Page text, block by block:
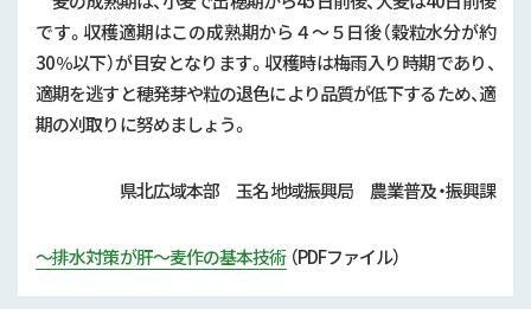
です。収穫適期はこの成熟期から４～５日後（穀粒水分が約
30％以下）が目安となります。収穫時は梅雨入り時期であり、
適期を逃すと穂発芽や粒の退色により品質が低下するため、適
期の刈取りに努めましょう。
県北広域本部 玉名地域振興局 農業普及・振興課
～排水対策が肝～麦作の基本技術（PDFファイル）